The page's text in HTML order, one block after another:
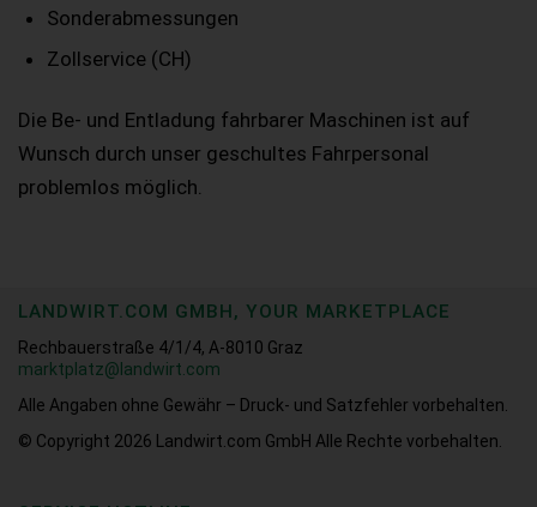
Sonderabmessungen
Zollservice (CH)
Die Be- und Entladung fahrbarer Maschinen ist auf
Wunsch durch unser geschultes Fahrpersonal
problemlos möglich.
LANDWIRT.COM GMBH, YOUR MARKETPLACE
Rechbauerstraße 4/1/4, A-8010 Graz
marktplatz@landwirt.com
Alle Angaben ohne Gewähr – Druck- und Satzfehler vorbehalten.
© Copyright 2026
Landwirt.com GmbH Alle Rechte vorbehalten.